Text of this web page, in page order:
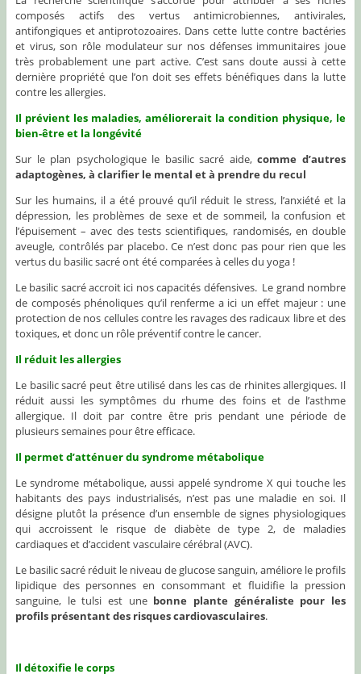
composés actifs des vertus antimicrobiennes, antivirales,
antifongiques et antiprotozoaires. Dans cette lutte contre bactéries
et virus, son rôle modulateur sur nos défenses immunitaires joue
très probablement une part active. C’est sans doute aussi à cette
dernière propriété que l’on doit ses effets bénéfiques dans la lutte
contre les allergies.
Il prévient les maladies, améliorerait la condition physique, le
bien-être et la longévité
Sur le plan psychologique le basilic sacré aide,comme d’autres
adaptogènes, à clarifier le mental et à prendre du recul
Sur les humains, il a été prouvé qu’il réduit le stress, l’anxiété et la
dépression, les problèmes de sexe et de sommeil, la confusion et
l’épuisement – avec des tests scientifiques, randomisés, en double
aveugle, contrôlés par placebo. Ce n’est donc pas pour rien que les
vertus du basilic sacré ont été comparées à celles du yoga !
Le basilic sacré accroit ici nos capacités défensives. Le grand nombre
de composés phénoliques qu’il renferme a ici un effet majeur : une
protection de nos cellules contre les ravages des radicaux libre et des
toxiques, et donc un rôle préventif contre le cancer.
Il réduit les allergies
Le basilic sacré peut être utilisé dans les cas de rhinites allergiques. Il
réduit aussi les symptômes du rhume des foins et de l’asthme
allergique. Il doit par contre être pris pendant une période de
plusieurs semaines pour être efficace.
Il permet d’atténuer du syndrome métabolique
Le syndrome métabolique, aussi appelé syndrome X qui touche les
habitants des pays industrialisés, n’est pas une maladie en soi. Il
désigne plutôt la présence d’un ensemble de signes physiologiques
qui accroissent le risque de diabète de type 2, de maladies
cardiaques et d’accident vasculaire cérébral (AVC).
Le basilic sacré réduit le niveau de glucose sanguin, améliore le profils
lipidique des personnes en consommant et fluidifie la pression
sanguine, le tulsi est une bonne plante généraliste pour les
profils présentant des risques cardiovasculaires.
Il détoxifie le corps